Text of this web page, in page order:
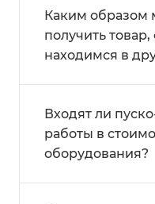
Каким
получить
находимся в
Входят ли
работы в
оборудования?